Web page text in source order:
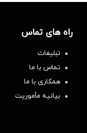
راه های تماس
تبلیغات
تماس با ما
همکاری با ما
بیانیه مأموریت